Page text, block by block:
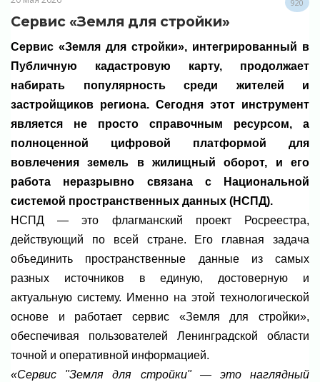
920
Сервис «Земля для стройки»
Сервис «Земля для стройки», интегрированный в
Публичную кадастровую карту, продолжает
набирать популярность среди жителей и
застройщиков региона. Сегодня этот инструмент
является не просто справочным ресурсом, а
полноценной цифровой платформой для
вовлечения земель в жилищный оборот, и его
работа неразрывно связана с Национальной
системой пространственных данных (НСПД).
НСПД — это флагманский проект Росреестра,
действующий по всей стране. Его главная задача
объединить пространственные данные из самых
разных источников в единую, достоверную и
актуальную систему. Именно на этой технологической
основе и работает сервис «Земля для стройки»,
обеспечивая пользователей Ленинградской области
точной и оперативной информацией.
«Сервис "Земля для стройки" — это наглядный